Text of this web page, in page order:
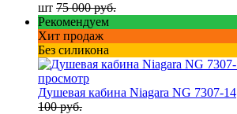
шт 75 000 руб.
Рекомендуем
Хит продаж
Без силикона
просмотр
Душевая кабина Niagara NG 7307-14
100 руб.